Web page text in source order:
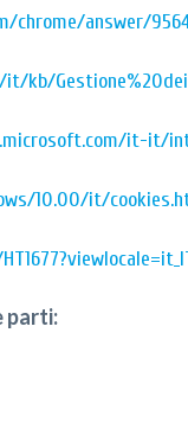
chrome/answer/
kb/
it-it/
10.00/it/
parti: